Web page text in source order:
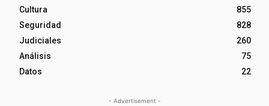
Cultura
855
Seguridad
828
Judiciales
260
Análisis
75
Datos
22
- Advertisement -